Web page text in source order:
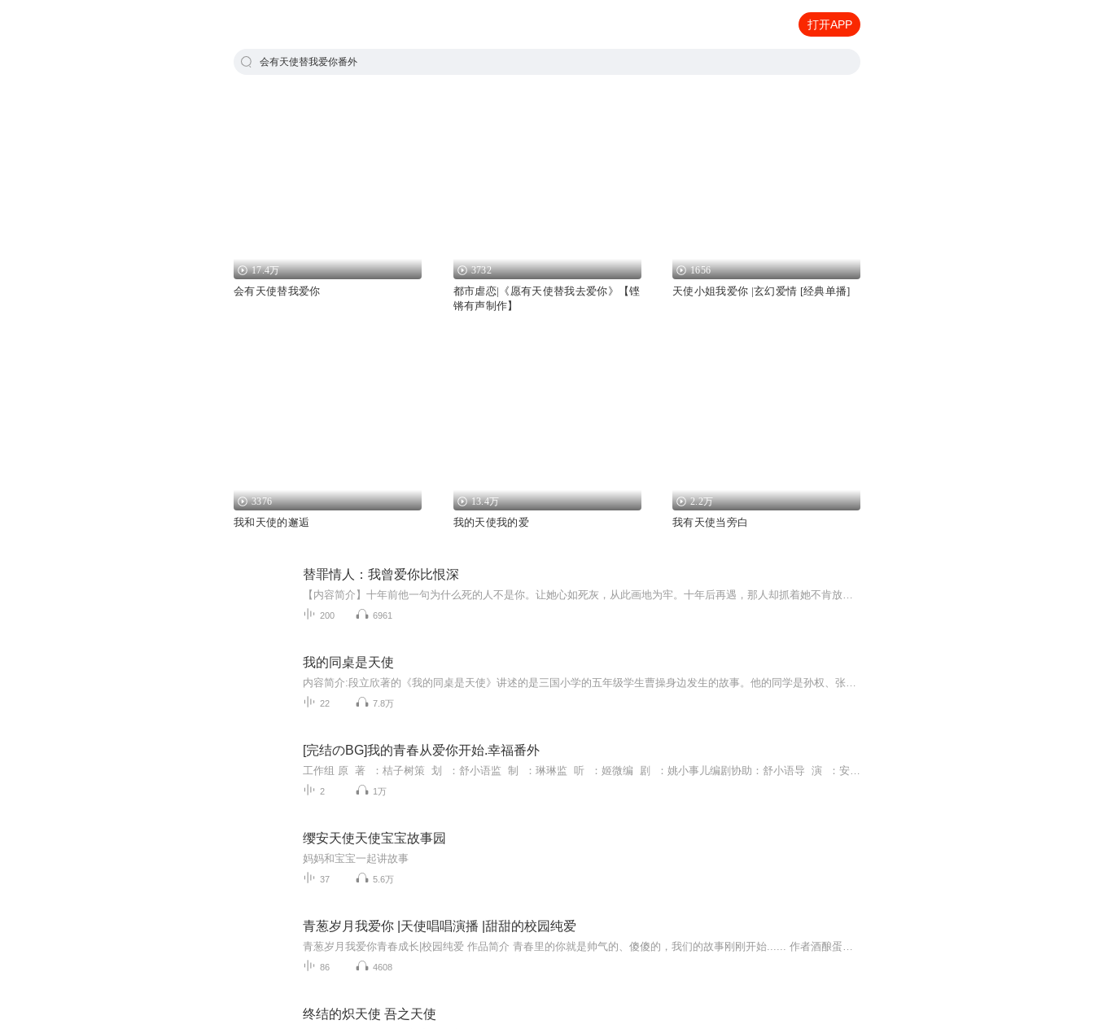
打开APP
会有天使替我爱你番外
17.4万
会有天使替我爱你
3732
都市虐恋|《愿有天使替我去爱你》【铿
锵有声制作】
1656
天使小姐我爱你 |玄幻爱情 [经典单播]
3376
我和天使的邂逅
13.4万
我的天使我的爱
2.2万
我有天使当旁白
替罪情人：我曾爱你比恨深
【内容简介】十年前他一句为什么死的人不是你。让她心如死灰，从此画地为牢。十年后再遇，那人却抓着她不肯放。苏澈你不是要我死么，何苦再来纠缠？隋益不，我改主意了。这次，我要你跟我一起万劫不复……【作者/主播】作者：四季逗，网络小说作家。主播：...
200 6961
我的同桌是天使
内容简介:段立欣著的《我的同桌是天使》讲述的是三国小学的五年级学生曹操身边发生的故事。他的同学是孙权、张飞等，司马懿成了老师，三国人物统统来客串。而更加奇怪的是，有一天，他的同桌朵朵衣服里掉下来一片羽毛，啊，这个信息被细心的曹操发现了，莫非，朵朵是天使啊，不然怎么会长着翅膀呢……
22 7.8万
[完结のBG]我的青春从爱你开始.幸福番外
工作组 原 著 ：桔子树策 划 ：舒小语监 制 ：琳琳监 听 ：姬微编 剧 ：姚小事儿编剧协助：舒小语导 演 ：安逸后 期 ：姚小事儿手 绘 ：壹果美 工 ：周六宣 传 ：玉玑Ed填词 ：时弋瑶Ed...
2 1万
缨安天使天使宝宝故事园
妈妈和宝宝一起讲故事
37 5.6万
青葱岁月我爱你 |天使唱唱演播 |甜甜的校园纯爱
青葱岁月我爱你青春成长|校园纯爱 作品简介 青春里的你就是帅气的、傻傻的，我们的故事刚刚开始...... 作者酒酿蛋演播/后期制作天使唱唱
86 4608
终结的炽天使 吾之天使